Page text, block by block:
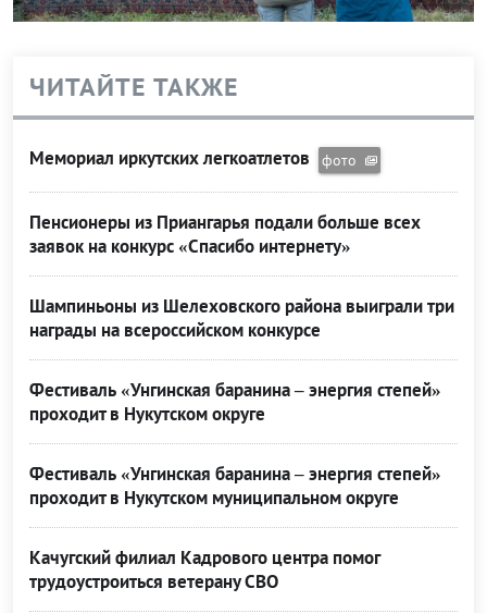
ЧИТАЙТЕ ТАКЖЕ
Мемориал иркутских легкоатлетов фото
Пенсионеры из Приангарья подали больше всех
заявок на конкурс «Спасибо интернету»
Шампиньоны из Шелеховского района выиграли три
награды на всероссийском конкурсе
Фестиваль «Унгинская баранина – энергия степей»
проходит в Нукутском округе
Фестиваль «Унгинская баранина – энергия степей»
проходит в Нукутском муниципальном округе
Качугский филиал Кадрового центра помог
трудоустроиться ветерану СВО